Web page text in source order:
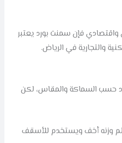
فإن سمنت بورد يعتبر
والتجارية في الرياض.
حسب السماكة والمقاس، لكن
اسمنت بورد 6 ملم وزنه أخف ويستخدم للأسقف